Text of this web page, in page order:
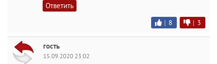
Ответить
| 8 | 3
гость
15.09.2020 23:02